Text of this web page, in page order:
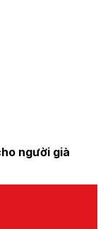
người già